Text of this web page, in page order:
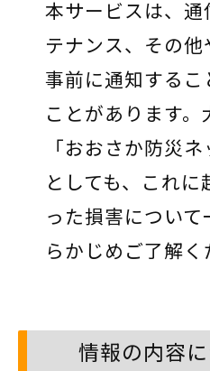
本サービスは、
テナンス、その
事前に通知する
ことがあります
「おおさか防災
としても、これ
った損害につい
らかじめご了解く
情報の内容